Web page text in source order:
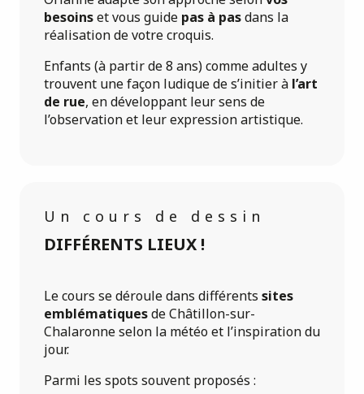
besoinset vous guide pas à pasdans la
réalisation de votre croquis.
Enfants (à partir de 8 ans) comme adultes y
trouvent une façon ludique de s’initier à l’art
de rue, en développant leur sens de
l’observation et leur expression artistique.
Un cours de dessin
DIFFÉRENTS LIEUX !
Le cours se déroule dans différents sites
emblématiquesde Châtillon-sur-
Chalaronne selon la météo et l’inspiration du
jour.
Parmi les spots souvent proposés :